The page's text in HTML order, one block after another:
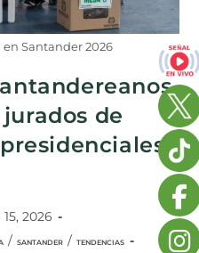
Santander 2026
de
2026
/ SANTANDER / TENDENCIAS